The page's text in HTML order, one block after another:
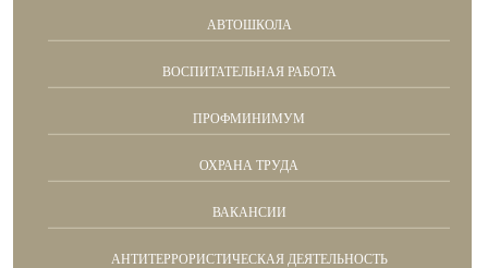
АВТОШКОЛА
ВОСПИТАТЕЛЬНАЯ РАБОТА
ПРОФМИНИМУМ
ОХРАНА ТРУДА
ВАКАНСИИ
АНТИТЕРРОРИСТИЧЕСКАЯ ДЕЯТЕЛЬНОСТЬ